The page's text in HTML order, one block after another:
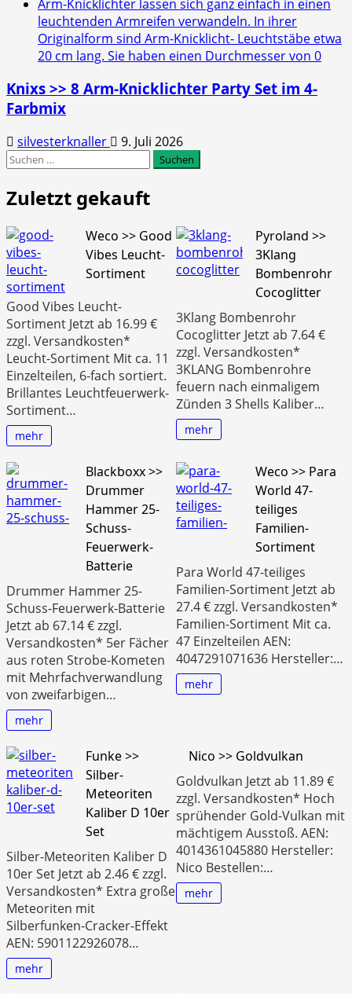
Arm-Knicklichter lassen sich ganz einfach in einen
leuchtenden Armreifen verwandeln. In ihrer
Originalform sind Arm-Knicklicht- Leuchtstäbe etwa
20 cm lang. Sie haben einen Durchmesser von 0
Knixs >> 8 Arm-Knicklichter Party Set im 4-
Farbmix
silvesterknaller
9. Juli 2026
Suchen
Zuletzt gekauft
Weco >> Good
Vibes Leucht-
Sortiment
Good Vibes Leucht-
Sortiment Jetzt ab 16.99 €
zzgl. Versandkosten*
Leucht-Sortiment Mit ca. 11
Einzelteilen, 6-fach sortiert.
Brillantes Leuchtfeuerwerk-
Sortiment…
mehr
Pyroland >>
3Klang
Bombenrohr
Cocoglitter
3Klang Bombenrohr
Cocoglitter Jetzt ab 7.64 €
zzgl. Versandkosten*
3KLANG Bombenrohre
feuern nach einmaligem
Zünden 3 Shells Kaliber…
mehr
Blackboxx >>
Drummer
Hammer 25-
Schuss-
Feuerwerk-
Batterie
Drummer Hammer 25-
Schuss-Feuerwerk-Batterie
Jetzt ab 67.14 € zzgl.
Versandkosten* 5er Fächer
aus roten Strobe-Kometen
mit Mehrfachverwandlung
von zweifarbigen…
mehr
Weco >> Para
World 47-
teiliges
Familien-
Sortiment
Para World 47-teiliges
Familien-Sortiment Jetzt ab
27.4 € zzgl. Versandkosten*
Familien-Sortiment Mit ca.
47 Einzelteilen AEN:
4047291071636 Hersteller:…
mehr
Funke >>
Silber-
Meteoriten
Kaliber D 10er
Set
Silber-Meteoriten Kaliber D
10er Set Jetzt ab 2.46 € zzgl.
Versandkosten* Extra große
Meteoriten mit
Silberfunken-Cracker-Effekt
AEN: 5901122926078…
mehr
Nico >> Goldvulkan
Goldvulkan Jetzt ab 11.89 €
zzgl. Versandkosten* Hoch
sprühender Gold-Vulkan mit
mächtigem Ausstoß. AEN:
4014361045880 Hersteller:
Nico Bestellen:…
mehr